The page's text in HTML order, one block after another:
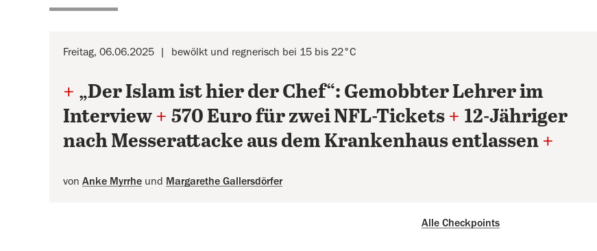
Freitag, 06.06.2025 bewölkt und regnerisch bei 15 bis 22°C
+ „Der Islam ist hier der Chef“: Gemobbter Lehrer im
Interview + 570 Euro für zwei NFL-Tickets + 12-Jähriger
nach Messerattacke aus dem Krankenhaus entlassen +
von Anke Myrrhe und Margarethe Gallersdörfer
Alle Checkpoints